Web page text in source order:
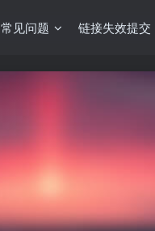
常见问题 链接失效提交